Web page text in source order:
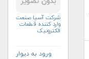
شرکت آسیا صنعت
وارد کننده قطعات
الکترونیک
ورود به دیوار